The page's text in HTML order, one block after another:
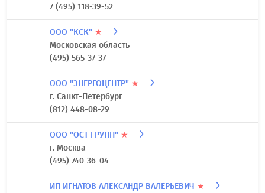
7 (495) 118-39-52
ООО "КСК" ★
Московская область
(495) 565-37-37
ООО "ЭНЕРГОЦЕНТР" ★
г. Санкт-Петербург
(812) 448-08-29
ООО "ОСТ ГРУПП" ★
г. Москва
(495) 740-36-04
ИП ИГНАТОВ АЛЕКСАНДР ВАЛЕРЬЕВИЧ ★